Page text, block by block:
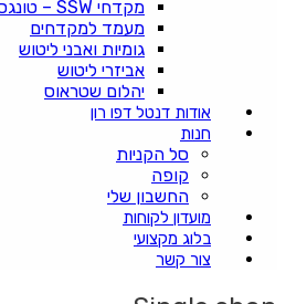
מקדחי SSW – טונגסטן FG
מעמד למקדחים
גומיות ואבני ליטוש
אביזרי ליטוש
יהלום שטראוס
אודות דנטל דפו רון
חנות
סל הקניות
קופה
החשבון שלי
מועדון לקוחות
בלוג מקצועי
צור קשר